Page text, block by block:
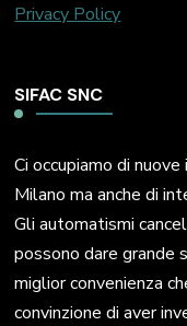
Privacy Policy
SIFAC SNC
Ci occupiamo di
Milano ma anche di
Gli automatismi
possono dare grande
miglior convenienza
convinzione di aver